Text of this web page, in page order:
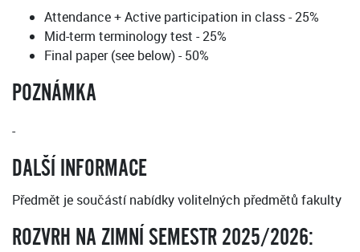
Attendance + Active participation in class - 25%
Mid-term terminology test - 25%
Final paper (see below) - 50%
POZNÁMKA
-
DALŠÍ INFORMACE
Předmět je součástí nabídky volitelných předmětů fakulty
ROZVRH NA ZIMNÍ SEMESTR 2025/2026: